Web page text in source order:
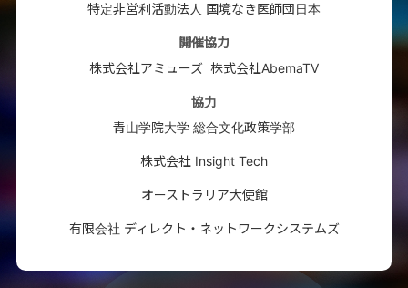
特定非営利活動法人 国境なき医師団日本
開催協力
株式会社アミューズ 株式会社AbemaTV
協力
青山学院大学 総合文化政策学部
株式会社 Insight Tech
オーストラリア大使館
有限会社 ディレクト・ネットワークシステムズ